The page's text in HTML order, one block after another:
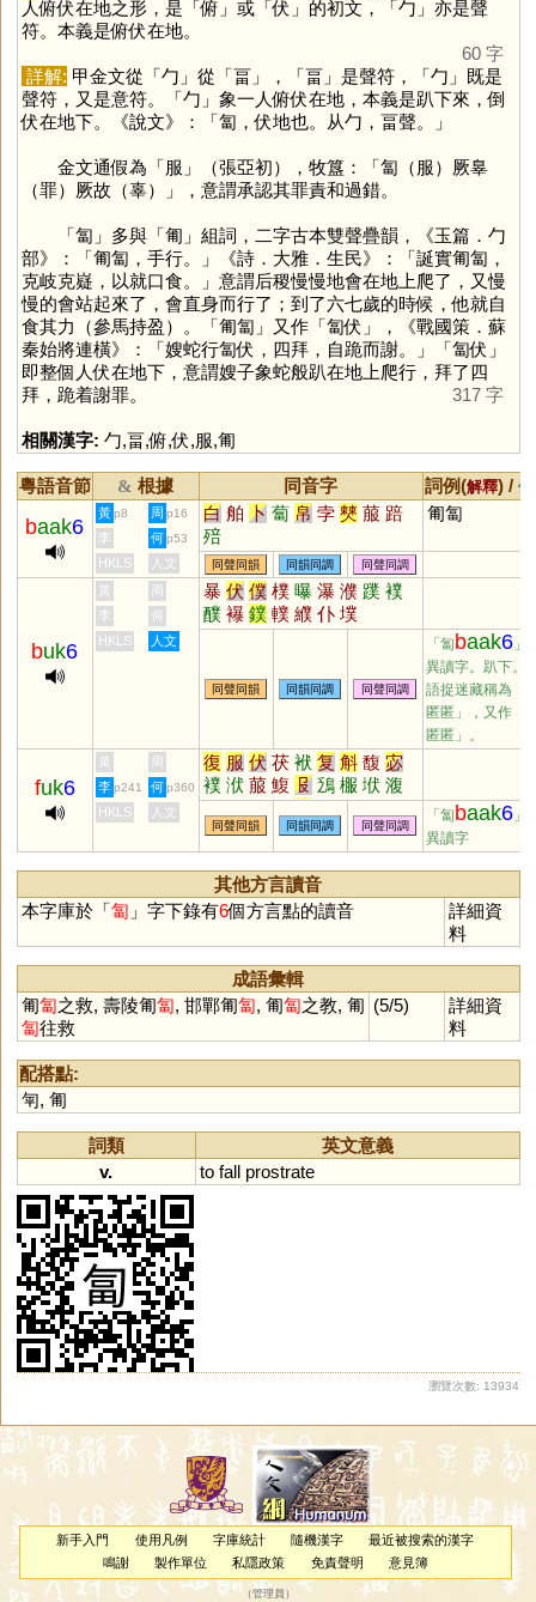
人俯伏在地之形，是「俯 」或「伏 」的初文，「勹 」亦是聲
符。本義是俯伏在地。
60 字
詳解: 甲金文從「勹 」從「畐」，「畐」是聲符，「勹 」既是
聲符，又是意符。「勹 」象一人俯伏在地，本義是趴下來，倒
伏在地下。《說文》：「匐，伏地也。从勹，畐聲。」
金文通假為「服 」（張亞初），牧簋：「匐（服）厥辠
（罪）厥故（辜）」，意謂承認其罪責和過錯。
「匐 」多與「匍 」組詞，二字古本雙聲疊韻，《玉篇．勹
部》：「匍匐，手行。」《詩．大雅．生民》：「誕實匍匐，
克岐克嶷，以就口食。」意謂后稷慢慢地會在地上爬了，又慢
慢的會站起來了，會直身而行了；到了六七歲的時候，他就自
食其力（參馬持盈）。「匍匐」又作「匐伏」，《戰國策．蘇
秦始將連橫》：「嫂蛇行匐伏，四拜，自跪而謝。」「匐伏」
即整個人伏在地下，意謂嫂子象蛇般趴在地上爬行，拜了四
拜，跪着謝罪。
317 字
相關漢字: 勹,畐,俯,伏,服,匍
粵語音節 & 根據 同音字 詞例(解釋) /
baak6
黃 p8 周 p16 白 舶 卜 蔔 帛 孛 僰 菔 踣
殕
匍匐
李 何 p53
HKLS 人文 同聲同韻 同韻同調 同聲同調
buk6
黃 周 暴 伏 僕 樸 曝 瀑 濮 蹼 襆
醭 襮 鏷 轐 纀 仆 墣
李
何
HKLS
人文
同聲同韻 同韻同調 同聲同調
「匐 baak6 」
異讀字。趴下。
語捉迷藏稱為「
匿匿」，又作「
匿匿」。
fuk6
黃 周 復 服 伏 茯 袱 复 斛 馥 宓
襆 洑 菔 鰒 𠬝 鴔 棴 垘 澓
輹 纀 鵩 蕧 箙 虙
李 p241 何 p360
HKLS 人文
同聲同韻 同韻同調 同聲同調
「匐 baak6 」
異讀字
其他方言讀音
本字庫於「匐 」字下錄有6個方言點的讀音
詳細資
料
成語彙輯
匍匐之救, 壽陵匍匐, 邯鄲匍匐, 匍匐之教, 匍
匐往救
(5/5)
詳細資
料
配搭點:
匉, 匍
詞類
英文意義
v.
to fall prostrate
瀏覽次數: 13934
新手入門 使用凡例 字庫統計 隨機漢字
最近被搜索的漢字
鳴謝
製作單位 私隱政策 免責聲明 意見簿
（管理員 ）